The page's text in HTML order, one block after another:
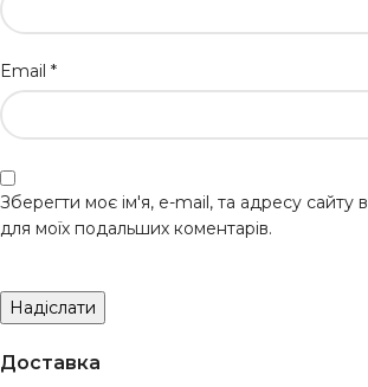
Email *
Зберегти моє ім'я, e-mail, та адресу сайту
для моїх подальших коментарів.
Доставка